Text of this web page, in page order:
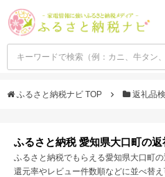
ふるさと納税ナビ TOP 返礼品
ふるさと納税 愛知県大口町の
ふるさと納税でもらえる愛知県大口町
還元率やレビュー件数順などに並べ替